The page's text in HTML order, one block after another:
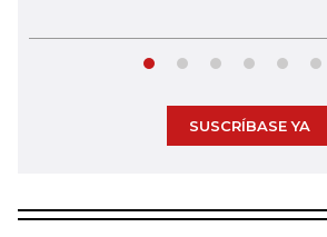
SUSCRÍBASE YA